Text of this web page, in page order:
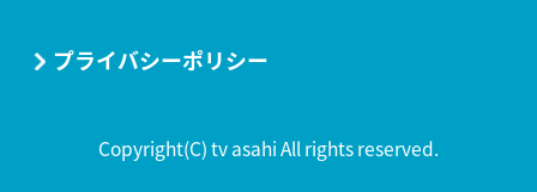
プライバシーポリシー
Copyright(C) tv asahi All rights reserved.